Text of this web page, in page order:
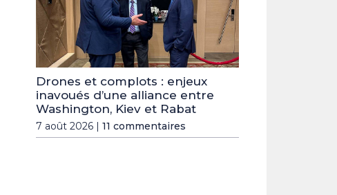
Drones et complots : enjeux
inavoués d’une alliance entre
Washington, Kiev et Rabat
7 août 2026 | 11 commentaires